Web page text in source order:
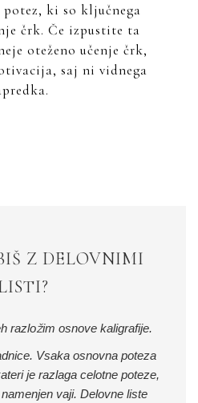
ki so ključnega
črk. Če izpustite ta
oteženo učenje črk,
saj ni vidnega
Z DELOVNIMI
razložim osnove kaligrafije.
Vsaka osnovna poteza
je razlaga celotne poteze,
vaji. Delovne liste